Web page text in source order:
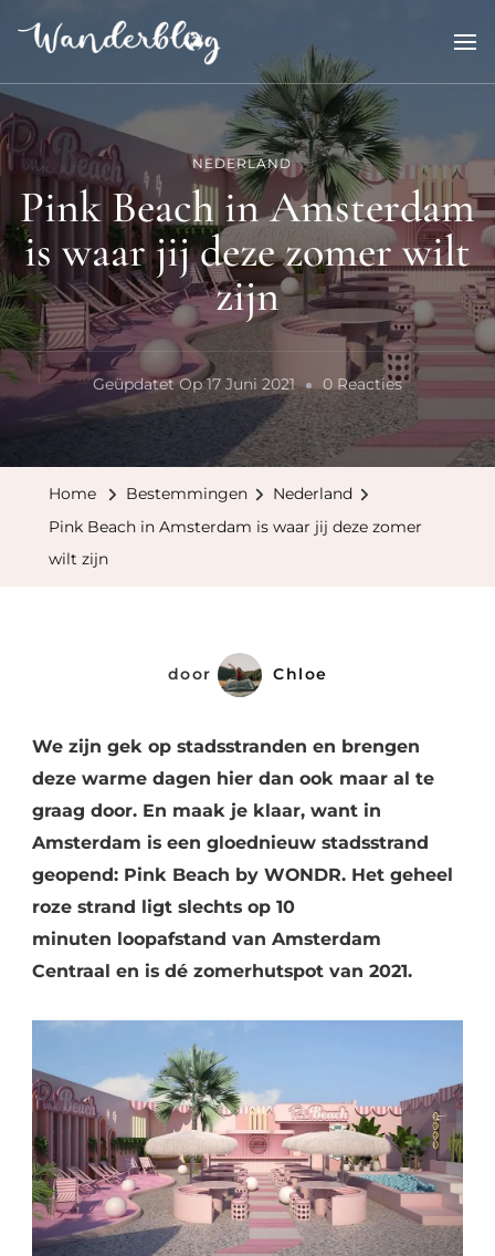
Wanderblog
reisverhalen en inspiratie
NEDERLAND
Pink Beach in Amsterdam
is waar jij deze zomer wilt
zijn
Geüpdatet Op17 Juni 2021 0 ReactiesOp
Pink
Beach
Home Bestemmingen
Nederland
Pink Beach in Amsterdam is waar jij deze zomer
wilt zijn
door Chloe
We zijn gek op stadsstranden en brengen
deze warme dagen hier dan ook maar al te
graag door. En maak je klaar, want in
Amsterdam is een gloednieuw stadsstrand
geopend: Pink Beach by WONDR. Het geheel
roze strand ligt slechts op 10
minuten loopafstand van Amsterdam
Centraal en is dé zomerhutspot van 2021.